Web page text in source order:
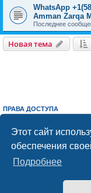
Этот сайт
обеспечения
Подробнее
WhatsApp
Amman Zarqa
Последнее
Новая тема
ПРАВА ДОСТУПА
Выне можетеотвечать на
Выне можете
Выне можетеудалять свои
добавлять
Создано на